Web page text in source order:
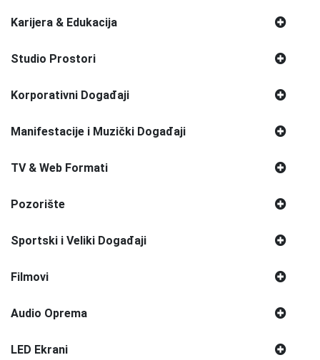
Karijera & Edukacija
Studio Prostori
Korporativni Događaji
Manifestacije i Muzički Događaji
TV & Web Formati
Pozorište
Sportski i Veliki Događaji
Filmovi
Audio Oprema
LED Ekrani